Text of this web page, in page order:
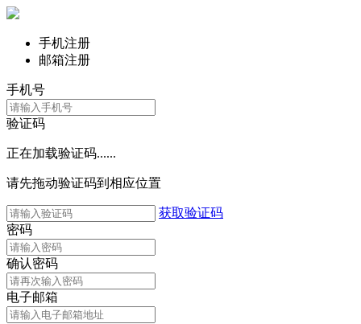
手机注册
邮箱注册
手机号
验证码
正在加载验证码......
请先拖动验证码到相应位置
获取验证码
密码
确认密码
电子邮箱